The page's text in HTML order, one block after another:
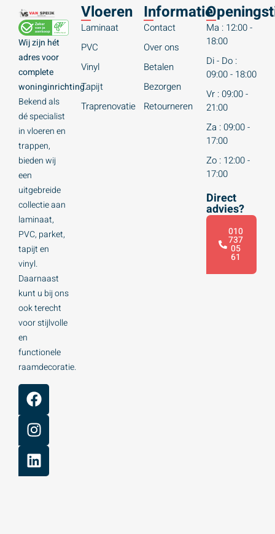
Wij zijn hét
adres voor
complete
woninginrichting.
Bekend als
dé specialist
in vloeren en
trappen,
bieden wij
een
uitgebreide
collectie aan
laminaat,
PVC, parket,
tapijt en
vinyl.
Daarnaast
kunt u bij ons
ook terecht
voor stijlvolle
en
functionele
raamdecoratie.
Vloeren
Laminaat
PVC
Vinyl
Tapijt
Traprenovatie
Informatie
Contact
Over ons
Betalen
Bezorgen
Retourneren
Ma : 12:00 -
18:00
Di - Do :
09:00 - 18:00
Vr : 09:00 -
21:00
Za : 09:00 -
17:00
Zo : 12:00 -
17:00
Direct
advies?
010
737
05
61